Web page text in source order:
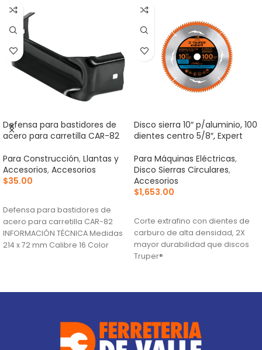
Defensa para bastidores de
acero para carretilla CAR-82
Para Construcción, Llantas y
Accesorios, Accesorios
$35.00
Defensa para bastidores de
acero para carretilla CAR-82
INFORMACIÓN TÉCNICA Medidas
214 x 72 mm Calibre 16 Color
Disco sierra 10″ p/aluminio, 100
dientes centro 5/8″, Expert
Para Máquinas Eléctricas,
Disco Sierras Circulares,
Accesorios
$1,653.00
Corte extrafino con dientes de
carburo de alta densidad, 2X
mayor durabilidad que discos
Truper®
proporciona mejor acabado
trapezoidal para cortes limpios